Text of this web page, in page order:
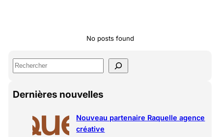
No posts found
S
e
Dernières nouvelles
Nouveau partenaire Raquelle agence
créative